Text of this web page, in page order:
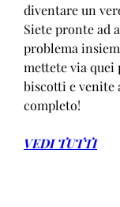
diventare un
Siete pronte ad
problema
mettete via quei
biscotti e venite
completo!
VEDI TUTTI